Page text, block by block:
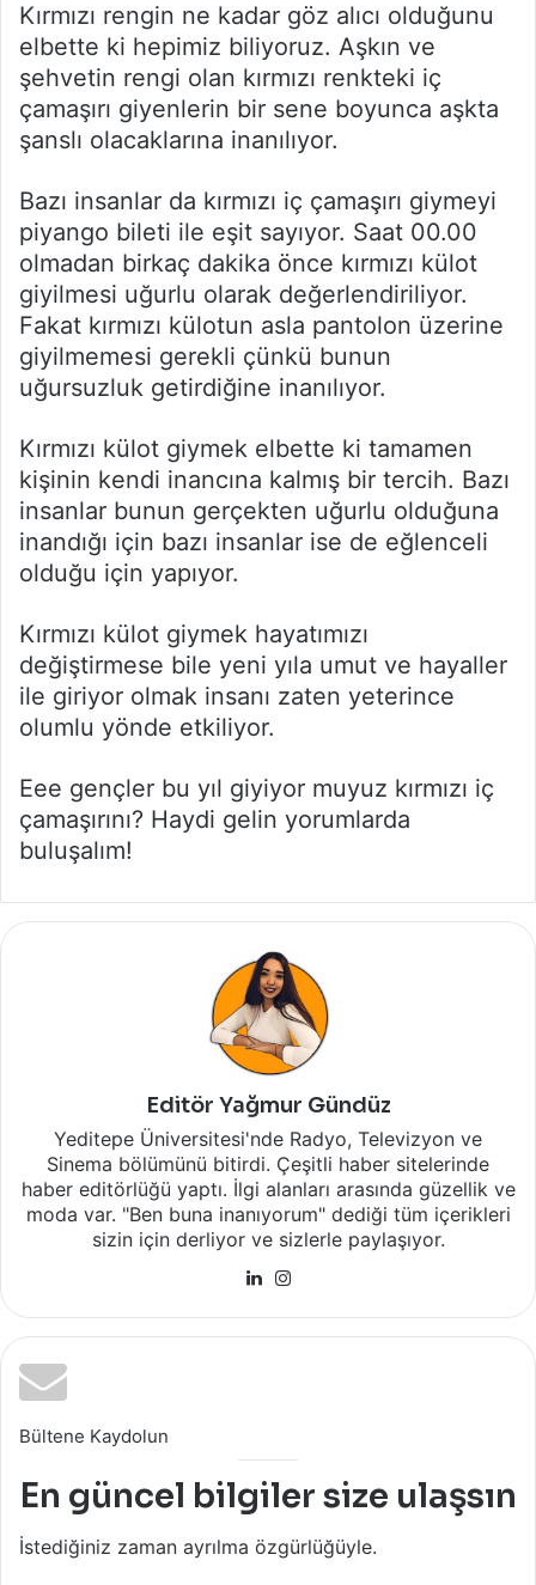
Kırmızı rengin ne kadar göz alıcı olduğunu
elbette ki hepimiz biliyoruz. Aşkın ve
şehvetin rengi olan kırmızı renkteki iç
çamaşırı giyenlerin bir sene boyunca aşkta
şanslı olacaklarına inanılıyor.
Bazı insanlar da kırmızı iç çamaşırı giymeyi
piyango bileti ile eşit sayıyor. Saat 00.00
olmadan birkaç dakika önce kırmızı külot
giyilmesi uğurlu olarak değerlendiriliyor.
Fakat kırmızı külotun asla pantolon üzerine
giyilmemesi gerekli çünkü bunun
uğursuzluk getirdiğine inanılıyor.
Kırmızı külot giymek elbette ki tamamen
kişinin kendi inancına kalmış bir tercih. Bazı
insanlar bunun gerçekten uğurlu olduğuna
inandığı için bazı insanlar ise de eğlenceli
olduğu için yapıyor.
Kırmızı külot giymek hayatımızı
değiştirmese bile yeni yıla umut ve hayaller
ile giriyor olmak insanı zaten yeterince
olumlu yönde etkiliyor.
Eee gençler bu yıl giyiyor muyuz kırmızı iç
çamaşırını? Haydi gelin yorumlarda
buluşalım!
Editör Yağmur Gündüz
Yeditepe Üniversitesi'nde Radyo, Televizyon ve
Sinema bölümünü bitirdi. Çeşitli haber sitelerinde
haber editörlüğü yaptı. İlgi alanları arasında güzellik ve
moda var. "Ben buna inanıyorum" dediği tüm içerikleri
sizin için derliyor ve sizlerle paylaşıyor.
LinkedIn
Bültene Kaydolun
En güncel bilgiler size ulaşsın
İstediğiniz zaman ayrılma özgürlüğüyle.